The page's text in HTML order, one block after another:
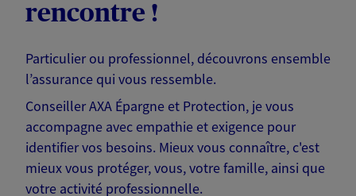
rencontre !
Particulier ou professionnel, découvrons ensemble
l’assurance qui vous ressemble.
Conseiller AXA Épargne et Protection, je vous
accompagne avec empathie et exigence pour
identifier vos besoins. Mieux vous connaître, c'est
mieux vous protéger, vous, votre famille, ainsi que
votre activité professionnelle.